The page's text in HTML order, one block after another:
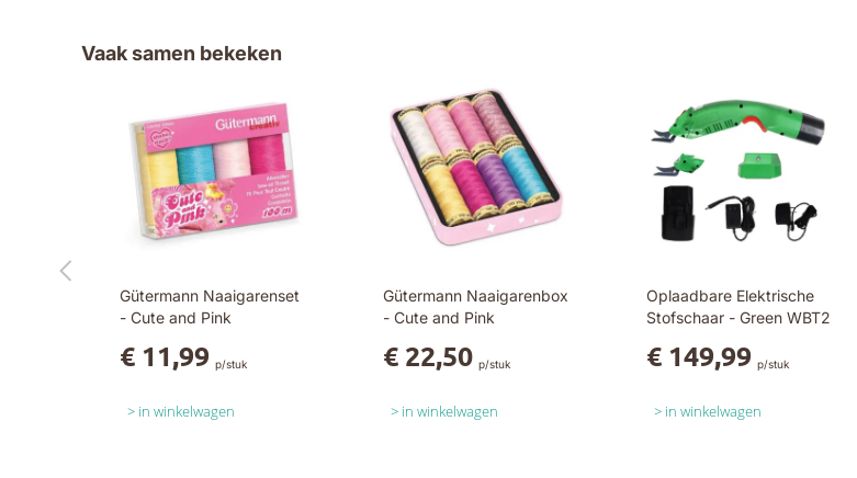
Vaak samen bekeken
Gütermann Naaigarenset
- Cute and Pink
€ 11,99 p/stuk
in winkelwagen
Gütermann Naaigarenbox
- Cute and Pink
€ 22,50 p/stuk
in winkelwagen
Oplaadbare Elektrische
Stofschaar - Green WBT2
€ 149,99 p/stuk
in winkelwagen